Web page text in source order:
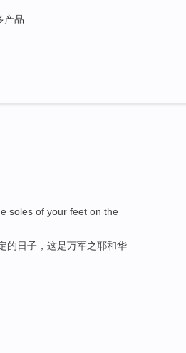
产品
soles of your feet on the
的日子 ， 这是万军之耶和华